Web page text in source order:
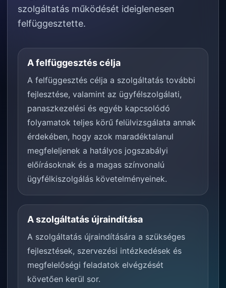
szolgáltatás működését ideiglenesen
felfüggesztette.
A felfüggesztés célja
A felfüggesztés célja a szolgáltatás további
fejlesztése, valamint az ügyfélszolgálati,
panaszkezelési és egyéb kapcsolódó
folyamatok teljes körű felülvizsgálata annak
érdekében, hogy azok maradéktalanul
megfeleljenek a hatályos jogszabályi
előírásoknak és a magas színvonalú
ügyfélkiszolgálás követelményeinek.
A szolgáltatás újraindítása
A szolgáltatás újraindítására a szükséges
fejlesztések, szervezési intézkedések és
megfelelőségi feladatok elvégzését
követően kerül sor.